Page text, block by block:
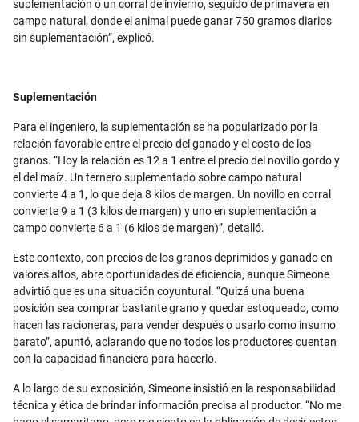
suplementación o un corral de invierno, seguido de primavera en
campo natural, donde el animal puede ganar 750 gramos diarios
sin suplementación”, explicó.
Suplementación
Para el ingeniero, la suplementación se ha popularizado por la
relación favorable entre el precio del ganado y el costo de los
granos. “Hoy la relación es 12 a 1 entre el precio del novillo gordo y
el del maíz. Un ternero suplementado sobre campo natural
convierte 4 a 1, lo que deja 8 kilos de margen. Un novillo en corral
convierte 9 a 1 (3 kilos de margen) y uno en suplementación a
campo convierte 6 a 1 (6 kilos de margen)”, detalló.
Este contexto, con precios de los granos deprimidos y ganado en
valores altos, abre oportunidades de eficiencia, aunque Simeone
advirtió que es una situación coyuntural. “Quizá una buena
posición sea comprar bastante grano y quedar estoqueado, como
hacen las racioneras, para vender después o usarlo como insumo
barato”, apuntó, aclarando que no todos los productores cuentan
con la capacidad financiera para hacerlo.
A lo largo de su exposición, Simeone insistió en la responsabilidad
técnica y ética de brindar información precisa al productor. “No me